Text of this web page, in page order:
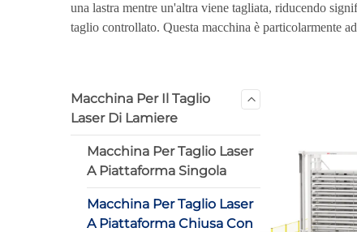
una lastra mentre un'altra viene tagliata, riducendo
taglio controllato. Questa macchina è particolarmente
Macchina Per Il Taglio
Laser Di Lamiere
Macchina Per Taglio Laser
A Piattaforma Singola
Macchina Per Taglio Laser
A Piattaforma Chiusa Con